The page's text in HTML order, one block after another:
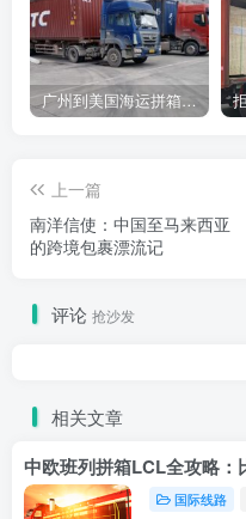
广州到美国海运拼箱多少钱？2024年最新运费构成+隐藏费用避坑指南
上一篇
南洋信使：中国至马来西亚
的跨境包裹漂流记
评论 抢沙发
相关文章
国际线路